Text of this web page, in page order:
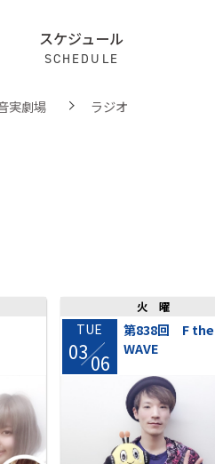
スケジュール
SCHEDULE
実劇場 ラジオ
火曜
TUE
0306
第838回 F the
WAVE